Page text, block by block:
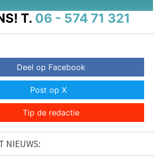
T. 06 - 574 71 321
Deel op Facebook
Post op X
Tip de redactie
NIEUWS: